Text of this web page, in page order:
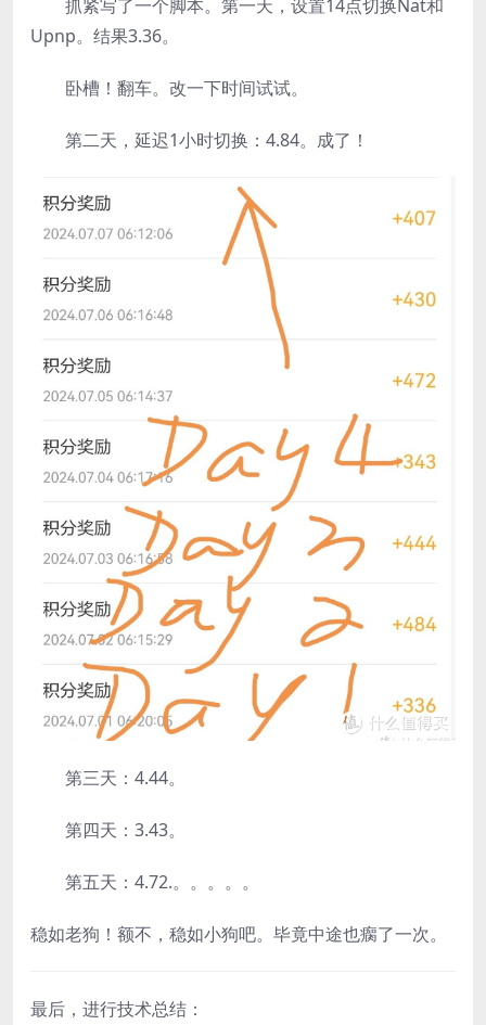
抓紧写了一个脚本。第一天，设置14点切换Nat和
Upnp。结果3.36。
卧槽！翻车。改一下时间试试。
第二天，延迟1小时切换：4.84。成了！
第三天：4.44。
第四天：3.43。
第五天：4.72.。。。。。
稳如老狗！额不，稳如小狗吧。毕竟中途也瘸了一次。
最后，进行技术总结：